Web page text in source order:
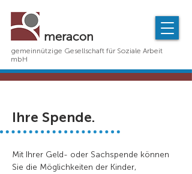
meracon
gemeinnützige Gesellschaft für Soziale Arbeit
mbH
Ihre Spende.
Mit Ihrer Geld- oder Sachspende können
Sie die Möglichkeiten der Kinder,